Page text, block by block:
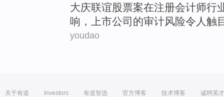
大庆联谊股票案在注册会计师行
响 ， 上市公司 的审计风险令人触
youdao
关于有道 Investors 有道智选 官方博客 技术博客 诚聘英才